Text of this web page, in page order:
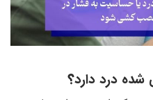
درد دارد؟